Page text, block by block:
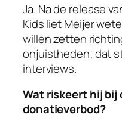
Ja. Na de release
Kids liet Meijer
willen zetten
onjuistheden; dat
interviews.
Wat riskeert hij
donatieverbod?